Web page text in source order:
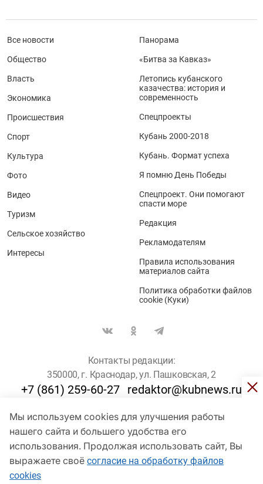
Мы используем cookies для улучшения работы
нашего сайта и большего удобства его
использования. Продолжая использовать сайт, Вы
выражаете своё согласие на обработку файлов
cookies
Все новости
Общество
Власть
Экономика
Происшествия
Спорт
Культура
Фото
Видео
Туризм
Сельское хозяйство
Интересы
Панорама
«Битва за Кавказ»
Летопись кубанского
казачества: история и
современность
Спецпроекты
Кубань 2000-2018
Кубань. Формат успеха
Я помню День Победы
Спецпроект. Они помогают
спасти море
Редакция
Рекламодателям
Правила использования
материалов сайта
Политика обработки файлов
cookie (Куки)
Контакты редакции:
350000, г. Краснодар, ул. Пашковская, 2
+7 (861) 259-60-27 redaktor@kubnews.ru
Для пользователей старше 16 лет
© Кубанские Новости, 2017
Сетевое издание «kubnews» зарегистрировано Федеральной
службой по надзору в сфере связи, информационных технологий
и массовых коммуникаций (Роскомнадзор). Регистрационный